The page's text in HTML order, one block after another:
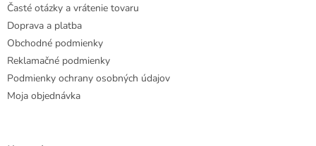
Časté otázky a vrátenie tovaru
Doprava a platba
Obchodné podmienky
Reklamačné podmienky
Podmienky ochrany osobných údajov
Moja objednávka